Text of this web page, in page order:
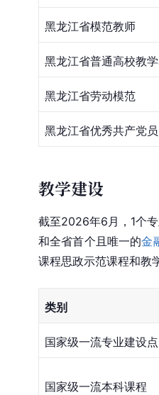
黑龙江省模范教师
黑龙江省普通高校教
黑龙江省劳动模范
黑龙江省优秀共产党员
教学建设
截至2026年6月，1个
和全省首个且唯一的金
课程思政示范课程和教
类别
国家级一流专业建设点
国家级一流本科课程